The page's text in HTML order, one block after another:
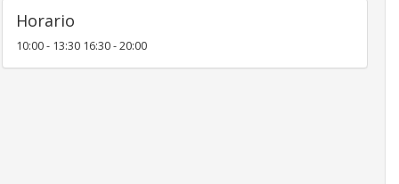
Horario
10:00 - 13:30 16:30 - 20:00